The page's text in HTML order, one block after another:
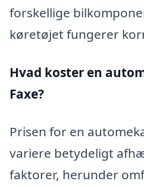
forskellige
køretøjet fungerer
Hvad koster en
Faxe?
Prisen for en
variere betydeligt
faktorer, herunder